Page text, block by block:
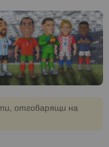
отговарящи на